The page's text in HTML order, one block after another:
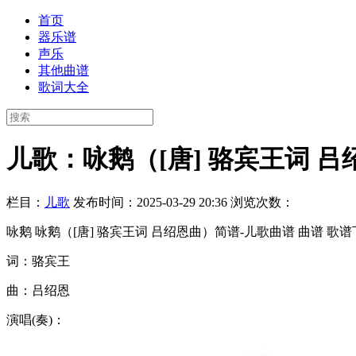
首页
器乐谱
声乐
其他曲谱
歌词大全
儿歌：咏鹅（[唐] 骆宾王词 吕
栏目： 儿歌 发布时间：2025-03-29 20:36 浏览次数：
咏鹅 咏鹅（[唐] 骆宾王词 吕绍恩曲）简谱-儿歌曲谱 曲谱 歌谱
词：骆宾王
曲：吕绍恩
演唱(奏)：